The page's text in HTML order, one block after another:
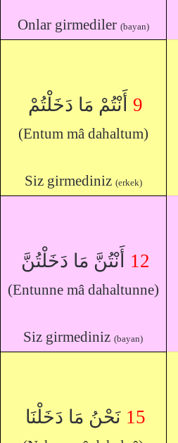
Onlar girmediler (bayan)
أَنْتُمْ مَا دَخَلْتُمْ 9
(Entum mâ dahaltum)
Siz girmediniz (erkek)
أَنْتُنَّ مَا دَخَلْتُنَّ 12
(Entunne mâ dahaltunne)
Siz girmediniz(bayan)
نَحْنُ مَا دَخَلْنَا 15